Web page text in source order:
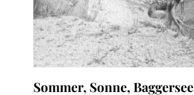
Sommer, Sonne, Baggersee